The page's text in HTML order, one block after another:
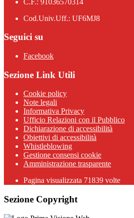
Cod.Univ.Uff.: UF6MJ8
Seguici su
Facebook
Sezione Link Utili
Cookie policy
Note legali
Informativa Privacy
Ufficio Relazioni con il Pubblico
Dichiarazione di accessibilità
Obiettivi di accessibilità
Whistleblowing
Gestione consensi cookie
Amministrazione trasparente
Pagina visualizzata 71839 volte
Sezione Copyright